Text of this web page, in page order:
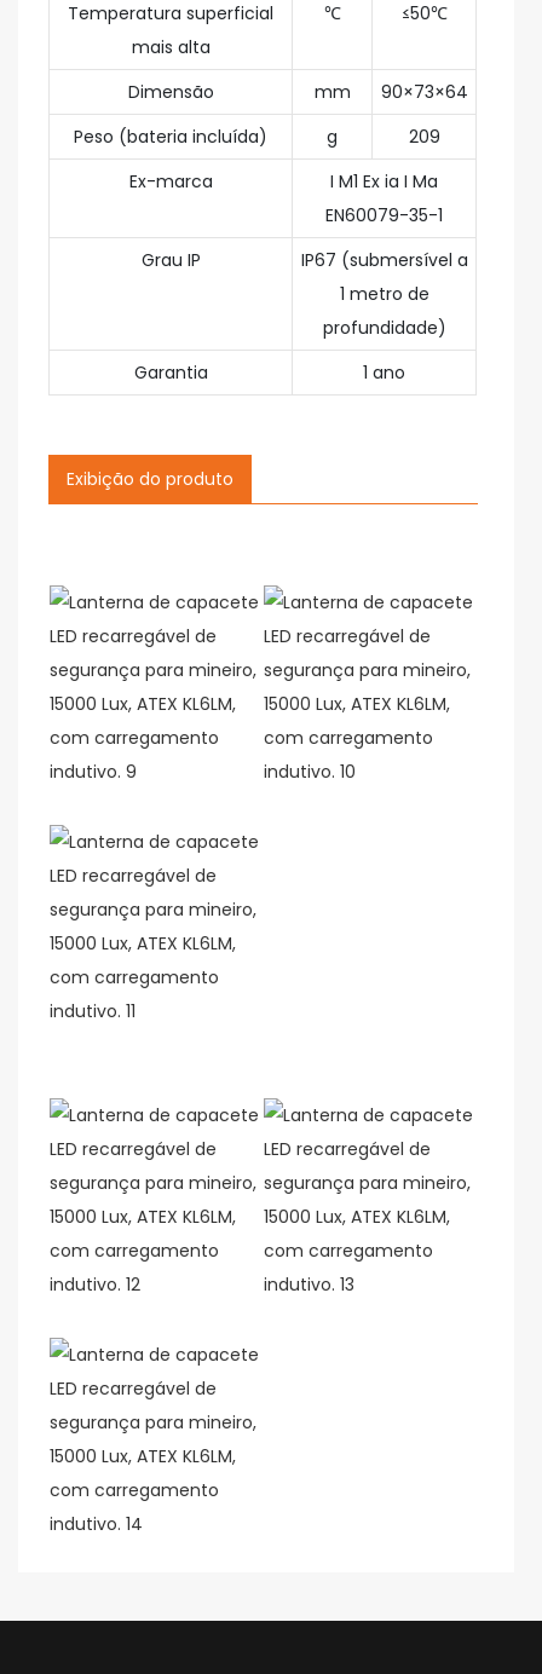
Temperatura superficial
mais alta
℃ ≤50℃
Dimensão mm
90×73×64
Peso (bateria incluída)
g
209
Ex-marca
I M1 Ex ia I Ma
EN60079-35-1
Grau IP
IP67 (submersível a
1 metro de
profundidade)
Garantia
1 ano
Exibição do produto